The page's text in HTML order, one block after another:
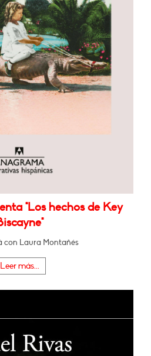
"Los hechos de Key
con Laura Montañés
Leer más...